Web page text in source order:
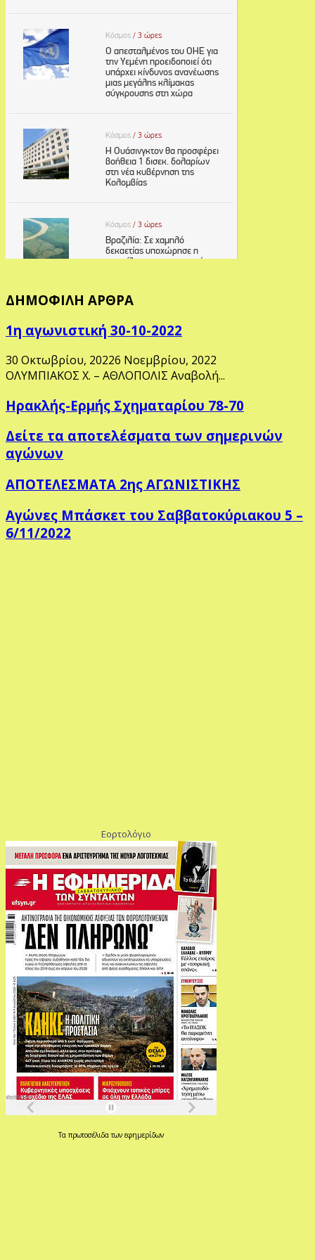
ΔΗΜΟΦΙΛΗ ΑΡΘΡΑ
1η αγωνιστική 30-10-2022
30 Οκτωβρίου, 20226 Νοεμβρίου, 2022
ΟΛΥΜΠΙΑΚΟΣ Χ. – ΑΘΛΟΠΟΛΙΣ Αναβολή...
Ηρακλής-Ερμής Σχηματαρίου 78-70
Δείτε τα αποτελέσματα των σημερινών
αγώνων
ΑΠΟΤΕΛΕΣΜΑΤΑ 2ης ΑΓΩΝΙΣΤΙΚΗΣ
Αγώνες Μπάσκετ του Σαββατοκύριακου 5 –
6/11/2022
Εορτολόγιο
Τα πρωτοσέλιδατων εφημερίδων